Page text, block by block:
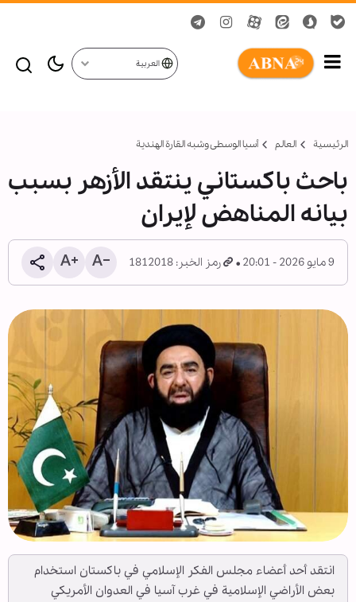
العربية
الرئيسية العالم أسیا الوسطی وشبه القارة الهندية
باحث باكستاني ينتقد الأزهر بسبب
بيانه المناهض لإيران
9 مايو 2026 - 20:01 رمز الخبر: 1812018
انتقد أحد أعضاء مجلس الفكر الإسلامي في باكستان استخدام
بعض الأراضي الإسلامية في غرب آسيا في العدوان الأمريكي